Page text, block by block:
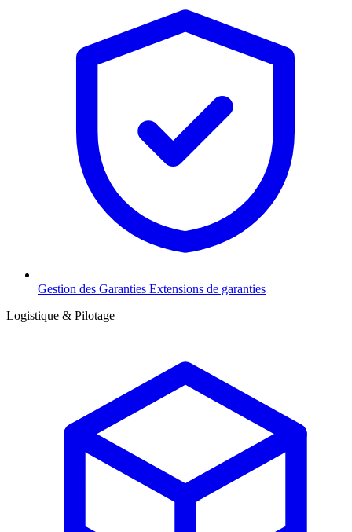
Gestion des Garanties Extensions de garanties
Logistique & Pilotage